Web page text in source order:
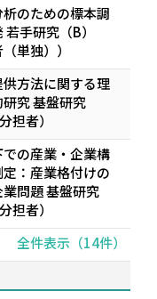
のための標本調
手研究（B）
単独））
方法に関する理
究 基盤研究
担者）
の産業・企業構
：産業格付けの
問題 基盤研究
担者）
全件表示（14件）